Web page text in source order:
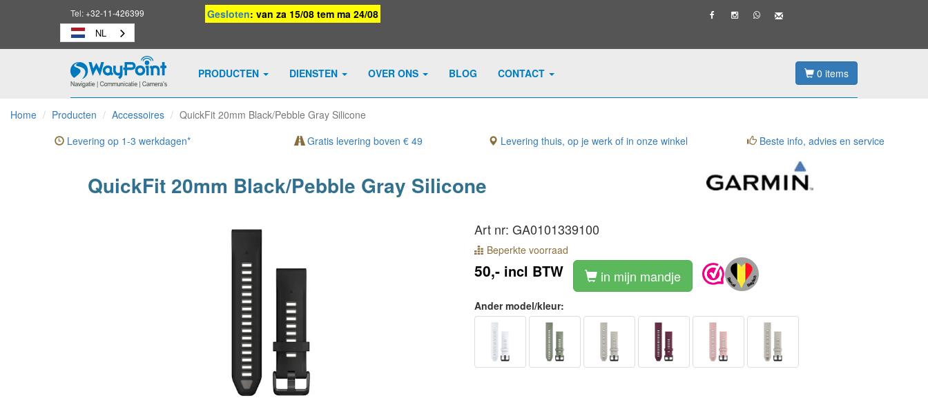
Tel:+32-11-426399 Gesloten: van za 15/08 tem ma 24/08
NL
Waypoint
-
naar
homepage
PRODUCTEN DIENSTEN OVER ONS BLOG CONTACT 0 items
Home Producten Accessoires
QuickFit 20mm Black/Pebble Gray Silicone
Levering op 1-3 werkdagen*
Gratis levering boven € 49 Levering thuis, op je werk of in onze winkel Beste info, advies en service
QuickFit 20mm Black/Pebble Gray Silicone
Art nr: GA0101339100
Beperkte voorraad
50,- incl BTW in mijn mandje
Ander model/kleur: